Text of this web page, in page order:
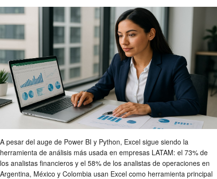
A pesar del auge de Power BI y Python, Excel sigue siendo la
herramienta de análisis más usada en empresas LATAM: el 73% de
los analistas financieros y el 58% de los analistas de operaciones en
Argentina, México y Colombia usan Excel como herramienta principal